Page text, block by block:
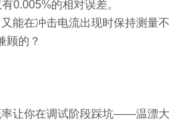
0.005%的相对误差。
能在冲击电流出现时保持测量不
顾的？
让你在调试阶段踩坑——温漂